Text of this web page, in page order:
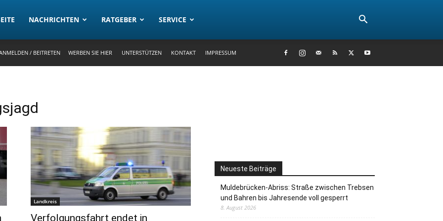
NACHRICHTEN RATGEBER SERVICE
/ BEITRETEN WERBEN SIE HIER UNTERSTÜTZEN KONTAKT IMPRESSUM
Landkreis
Verfolgungsfahrt endet in
Neueste Beiträge
Muldebrücken-Abriss: Straße zwischen Trebsen
und Bahren bis Jahresende voll gesperrt
8. August 2026